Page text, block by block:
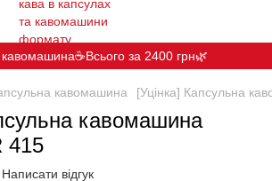
за 2400 грн🌿
кавомашина [Уцінка] Капсульна
кавомашина
415
Написати відгук